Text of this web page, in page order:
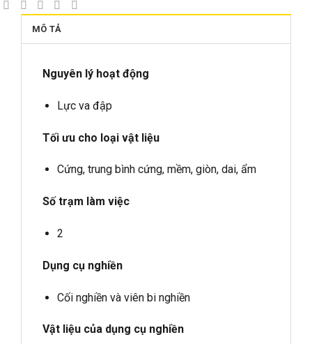
MÔ TẢ
Nguyên lý hoạt động
Lực va đập
Tối ưu cho loại vật liệu
Cứng, trung bình cứng, mềm, giòn, dai, ẩm
Số trạm làm việc
2
Dụng cụ nghiền
Cối nghiền và viên bi nghiền
Vật liệu của dụng cụ nghiền